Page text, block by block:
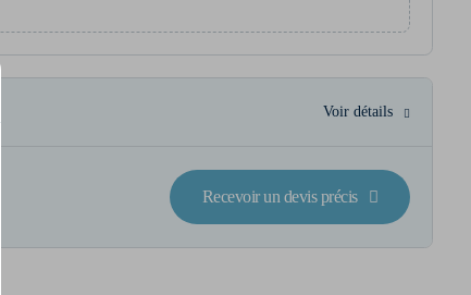
Voir détails
Recevoir un devis précis